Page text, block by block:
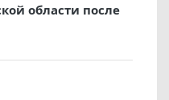
области после